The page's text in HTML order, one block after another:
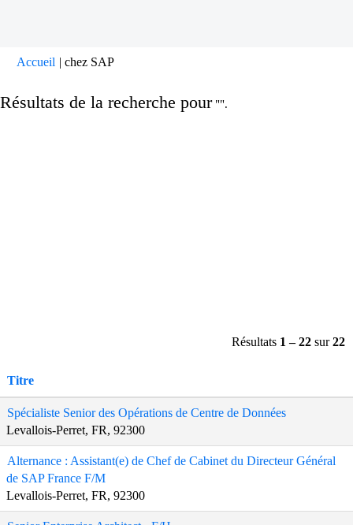
Accueil | chez SAP(page
Résultats de la recherche pour"".
Résultats 1 – 22 sur22
Titre
Spécialiste Senior des Opérations de Centre de Données
Levallois-Perret, FR, 92300
Alternance : Assistant(e) de Chef de Cabinet du Directeur Général
de SAP France F/M
Levallois-Perret, FR, 92300